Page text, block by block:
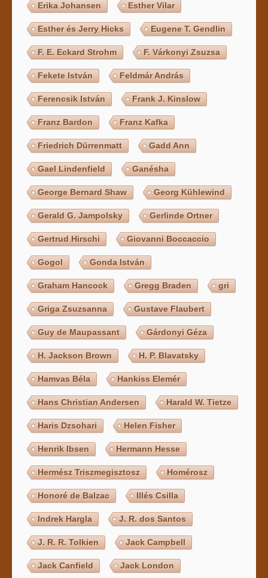
Erika Johansen Esther Vilar
Esther és Jerry Hicks Eugene T. Gendlin
F. E. Eckard Strohm F. Várkonyi Zsuzsa
Fekete István Feldmár András
Ferencsik István Frank J. Kinslow
Franz Bardon Franz Kafka
Friedrich Dürrenmatt Gadd Ann
Gael Lindenfield Ganésha
George Bernard Shaw Georg Kühlewind
Gerald G. Jampolsky Gerlinde Ortner
Gertrud Hirschi Giovanni Boccaccio
Gogol Gonda István
Graham Hancock Gregg Braden gri
Griga Zsuzsanna Gustave Flaubert
Guy de Maupassant Gárdonyi Géza
H. Jackson Brown H. P. Blavatsky
Hamvas Béla Hankiss Elemér
Hans Christian Andersen Harald W. Tietze
Haris Dzsohari Helen Fisher
Henrik Ibsen Hermann Hesse
Hermész Triszmegisztosz Homérosz
Honoré de Balzac Illés Csilla
Indrek Hargla J. R. dos Santos
J. R. R. Tolkien Jack Campbell
Jack Canfield Jack London